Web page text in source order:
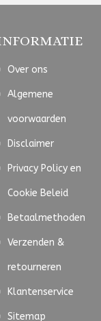
Over ons
Algemene
voorwaarden
Disclaimer
Privacy Policy en
Cookie Beleid
Betaalmethoden
Verzenden &
retourneren
Klantenservice
Sitemap